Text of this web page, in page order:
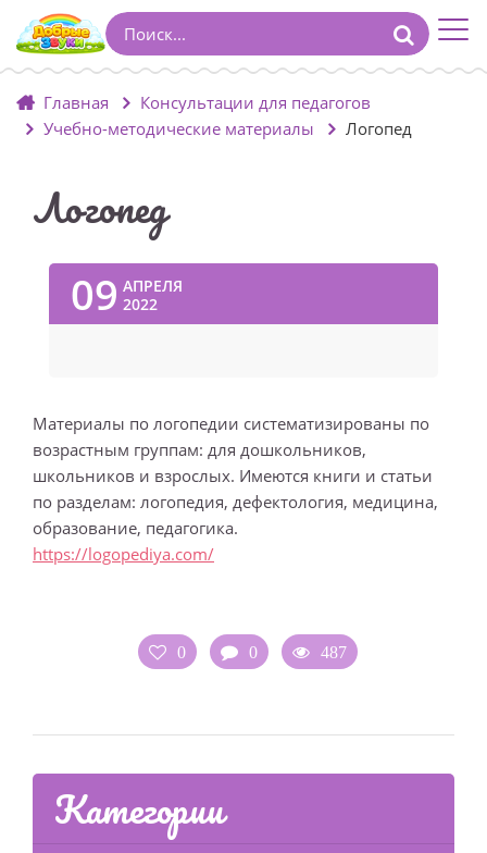
Главная
Консультации для педагогов
Учебно-методические материалы
Логопед
Логопед
09 АПРЕЛЯ
2022
Материалы по логопедии систематизированы по
возрастным группам: для дошкольников,
школьников и взрослых. Имеются книги и статьи
по разделам: логопедия, дефектология, медицина,
образование, педагогика.
https://logopediya.com/
0 0 487
Категории